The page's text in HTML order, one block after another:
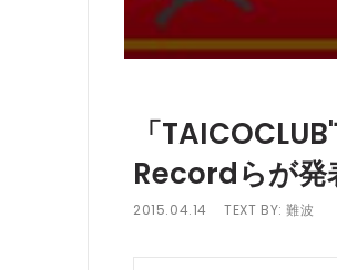
「
Recordらが発
2015.04.14 TEXT BY:難波